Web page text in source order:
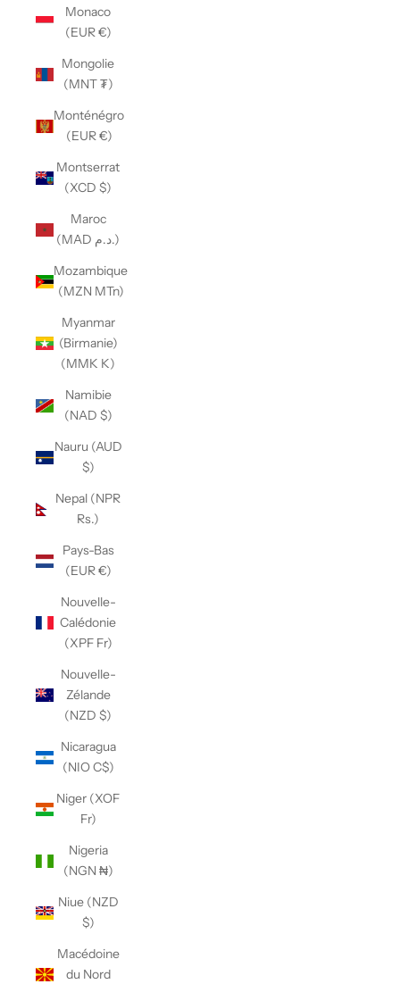
Monaco
(EUR €)
Mongolie
(MNT ₮)
Monténégro
(EUR €)
Montserrat
(XCD $)
Maroc
(MAD د.م.)
Mozambique
(MZN MTn)
Myanmar
(Birmanie)
(MMK K)
Namibie
(NAD $)
Nauru (AUD
$)
Nepal (NPR
Rs.)
Pays-Bas
(EUR €)
Nouvelle-
Calédonie
(XPF Fr)
Nouvelle-
Zélande
(NZD $)
Nicaragua
(NIO C$)
Niger (XOF
Fr)
Nigeria
(NGN ₦)
Niue (NZD
$)
Macédoine
du Nord